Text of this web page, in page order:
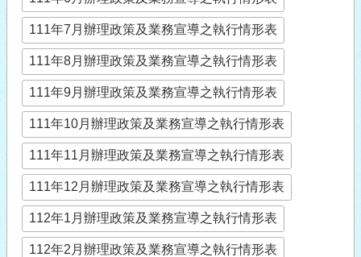
111年7月辦理政策及業務宣導之執行情形表
111年8月辦理政策及業務宣導之執行情形表
111年9月辦理政策及業務宣導之執行情形表
111年10月辦理政策及業務宣導之執行情形表
111年11月辦理政策及業務宣導之執行情形表
111年12月辦理政策及業務宣導之執行情形表
112年1月辦理政策及業務宣導之執行情形表
112年2月辦理政策及業務宣導之執行情形表